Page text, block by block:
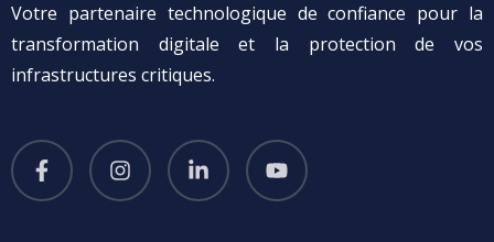
Votre partenaire technologique de confiance pour la
transformation digitale et la protection de vos
infrastructures critiques.